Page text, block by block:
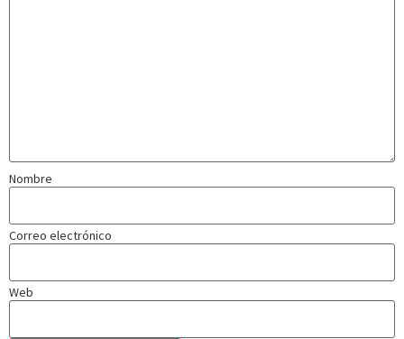
Nombre
Correo electrónico
Web